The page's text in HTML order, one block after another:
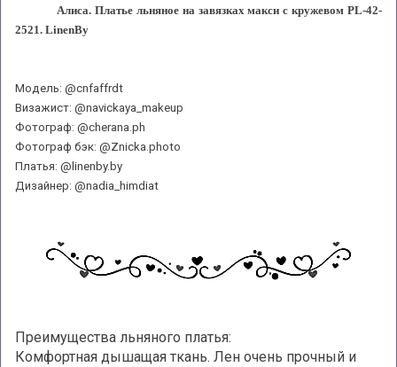
Алиса. Платье льняное на завязках макси с кружевом PL-42-
2521. LinenBy
Модель: @cnfaffrdt
Визажист: @navickaya_makeup
Фотограф: @cherana.ph
Фотограф бэк: @Znicka.photo
Платья: @linenby.by
Дизайнер: @nadia_himdiat
Преимущества льняного платья:
Комфортная дышащая ткань. Лен очень прочный и